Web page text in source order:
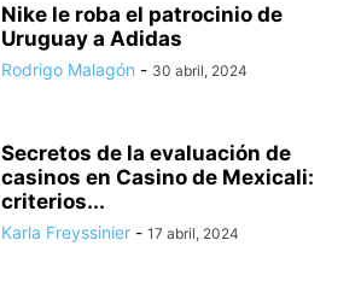
Nike le roba el patrocinio de
Uruguay a Adidas
Rodrigo Malagón - 30 abril, 2024
Secretos de la evaluación de
casinos en Casino de Mexicali:
сriterios...
Karla Freyssinier - 17 abril, 2024